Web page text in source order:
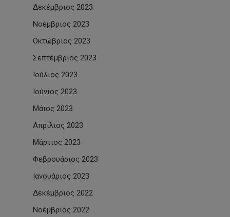
Δεκέμβριος 2023
Νοέμβριος 2023
Οκτώβριος 2023
Σεπτέμβριος 2023
Ιούλιος 2023
Ιούνιος 2023
Μάιος 2023
Απρίλιος 2023
Μάρτιος 2023
Φεβρουάριος 2023
Ιανουάριος 2023
Δεκέμβριος 2022
Νοέμβριος 2022